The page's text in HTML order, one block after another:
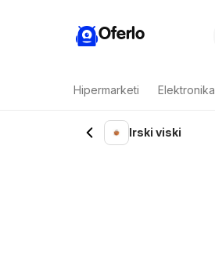
Oferlo
Hipermarketi Elektronika
Irski viski